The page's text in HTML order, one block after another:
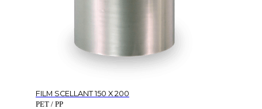
FILM SCELLANT 150 X 200
PET / PP